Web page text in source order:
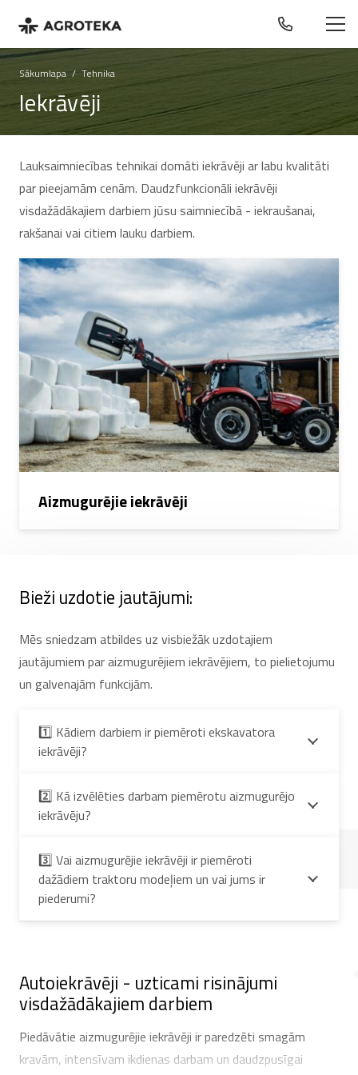
Sākumlapa / Tehnika
Iekrāvēji
Lauksaimniecības tehnikai domāti iekrāvēji ar labu kvalitāti
par pieejamām cenām. Daudzfunkcionāli iekrāvēji
visdažādākajiem darbiem jūsu saimniecībā - iekraušanai,
rakšanai vai citiem lauku darbiem.
Aizmugurējie iekrāvēji
Bieži uzdotie jautājumi:
Mēs sniedzam atbildes uz visbiežāk uzdotajiem
jautājumiem par aizmugurējiem iekrāvējiem, to pielietojumu
un galvenajām funkcijām.
1️⃣ Kādiem darbiem ir piemēroti ekskavatora
iekrāvēji?
2️⃣ Kā izvēlēties darbam piemērotu aizmugurējo
iekrāvēju?
3️⃣ Vai aizmugurējie iekrāvēji ir piemēroti
dažādiem traktoru modeļiem un vai jums ir
piederumi?
Autoiekrāvēji - uzticami risinājumi
visdažādākajiem darbiem
Piedāvātie aizmugurējie iekrāvēji ir paredzēti smagām
kravām, intensīvam ikdienas darbam un daudzpusīgai